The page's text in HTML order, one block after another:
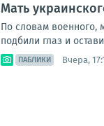
Мать
По словам военного,
подбили глаз и
ПАБЛИКИ Вчера,